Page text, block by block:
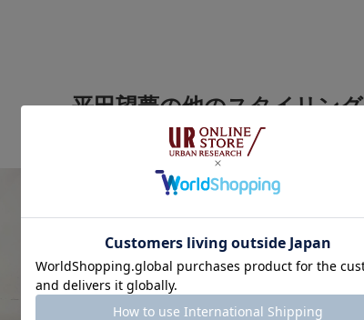
平田望夢の他のスタイリング